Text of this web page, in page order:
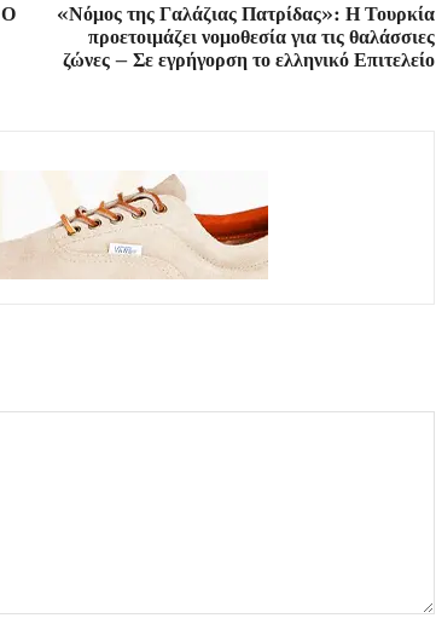
Ο
«Νόμος της Γαλάζιας Πατρίδας»: Η Τουρκία
προετοιμάζει νομοθεσία για τις θαλάσσιες
ζώνες – Σε εγρήγορση το ελληνικό Επιτελείο